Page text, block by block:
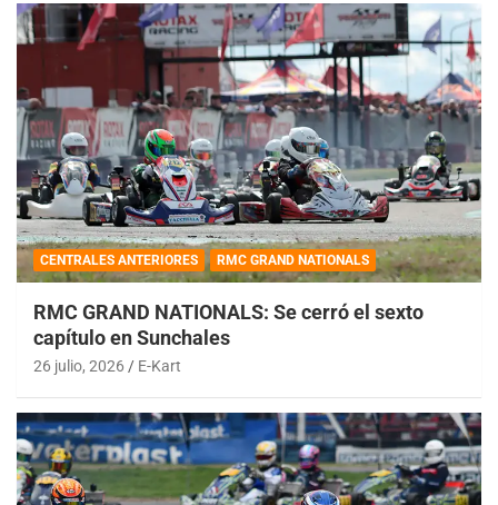
CENTRALES ANTERIORES RMC GRAND NATIONALS
RMC GRAND NATIONALS: Se cerró el sexto
capítulo en Sunchales
26 julio, 2026 E-Kart